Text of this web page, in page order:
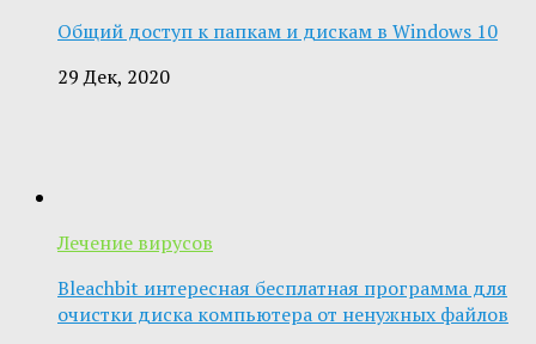
Общий доступ к папкам и дискам в Windows 10
29 Дек, 2020
Лечение вирусов
Bleachbit интересная бесплатная программа для
очистки диска компьютера от ненужных файлов